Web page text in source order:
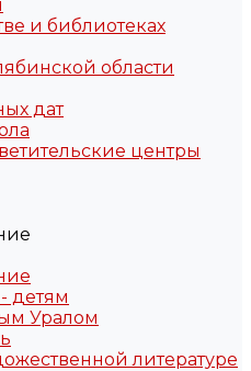
и библиотеках
области
дат
центры
детям
Уралом
литературе